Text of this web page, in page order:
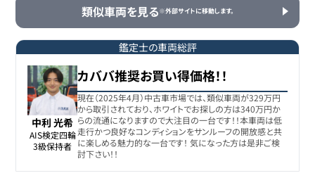
類似車両を見る※外部サイトに移動します。
鑑定士の車両総評
中利 光希
AIS検定四輪
3級保持者
カババ推奨お買い得価格！！
現在（2025年4月）中古車市場では、類似車両が329万円
から取引されており、ホワイトでお探しの方は340万円か
らの流通になりますので大注目の一台です！！本車両は低
走行かつ良好なコンディションをサンルーフの開放感と共
に楽しめる魅力的な一台です！ 気になった方は是非ご検
討下さい！！